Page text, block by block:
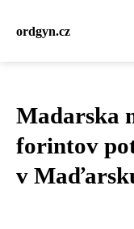
ordgyn.cz
Madarska
forintov
v